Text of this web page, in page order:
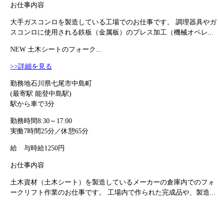
お仕事内容
大手ガスコンロを製造している工場でのお仕事です。 調理器具やガ
スコンロに使用される鉄板（金属板）のプレス加工（機械オペレ...
NEW土木シートのフォーク...
>>詳細を見る
勤務地石川県七尾市中島町
(最寄駅 能登中島駅)
駅から車で3分
勤務時間8:30～17:00
実働7時間25分／休憩65分
給 与時給1250円
お仕事内容
土木資材（土木シート）を製造しているメーカーの倉庫内でのフォ
ークリフト作業のお仕事です。 工場内で作られた完成品や、製造...